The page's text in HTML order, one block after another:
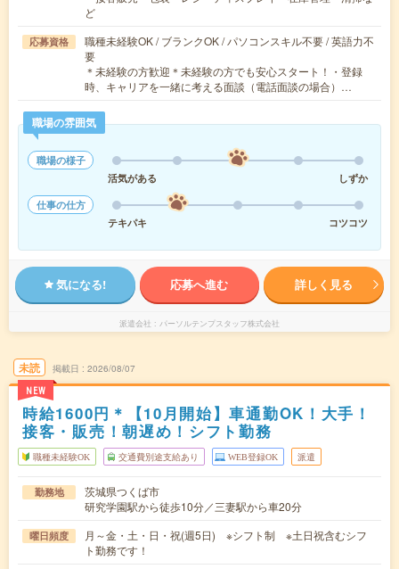
ど
応募資格
職種未経験OK / ブランクOK / パソコンスキル不要 / 英語力不
要
＊未経験の方歓迎＊未経験の方でも安心スタート！・登録
時、キャリアを一緒に考える面談（電話面談の場合）…
職場の雰囲気
職場の様子
活気がある
しずか
仕事の仕方
テキパキ
コツコツ
気になる! 応募へ進む 詳しく見る
派遣会社 パーソルテンプスタッフ株式会社
未読
NEW
掲載日 2026/08/07
時給1600円＊【10月開始】車通勤OK！大手！
接客・販売！朝遅め！シフト勤務
職種未経験OK 交通費別途支給あり WEB登録OK 派遣
勤務地
茨城県つくば市
研究学園駅から徒歩10分／三妻駅から車20分
曜日頻度
月～金・土・日・祝(週5日) ※シフト制 ※土日祝含むシフ
ト勤務です！